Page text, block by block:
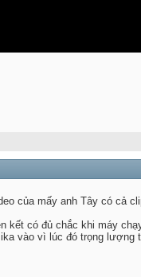
của mấy anh Tây có cả
kết có đủ chắc khi máy
vào vì lúc đó trọng